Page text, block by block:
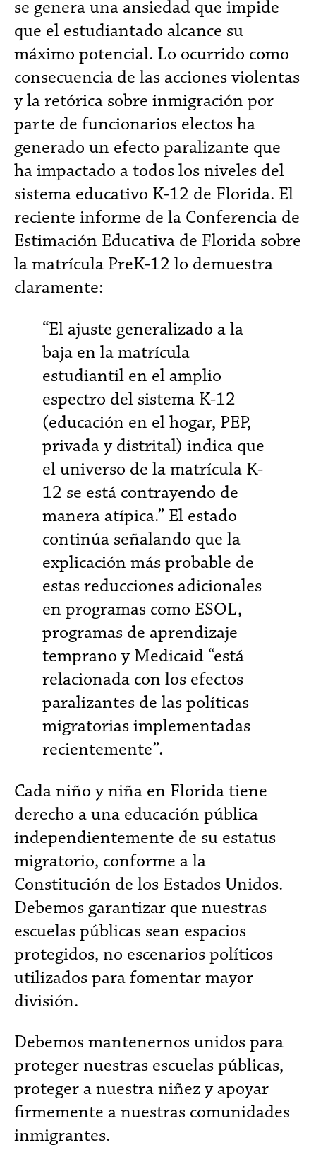
se genera una ansiedad que impide
que el estudiantado alcance su
máximo potencial. Lo ocurrido como
consecuencia de las acciones violentas
y la retórica sobre inmigración por
parte de funcionarios electos ha
generado un efecto paralizante que
ha impactado a todos los niveles del
sistema educativo K-12 de Florida. El
reciente informe de la Conferencia de
Estimación Educativa de Florida sobre
la matrícula PreK-12 lo demuestra
claramente:
“El ajuste generalizado a la
baja en la matrícula
estudiantil en el amplio
espectro del sistema K-12
(educación en el hogar, PEP,
privada y distrital) indica que
el universo de la matrícula K-
12 se está contrayendo de
manera atípica.” El estado
continúa señalando que la
explicación más probable de
estas reducciones adicionales
en programas como ESOL,
programas de aprendizaje
temprano y Medicaid “está
relacionada con los efectos
paralizantes de las políticas
migratorias implementadas
recientemente”.
Cada niño y niña en Florida tiene
derecho a una educación pública
independientemente de su estatus
migratorio, conforme a la
Constitución de los Estados Unidos.
Debemos garantizar que nuestras
escuelas públicas sean espacios
protegidos, no escenarios políticos
utilizados para fomentar mayor
división.
Debemos mantenernos unidos para
proteger nuestras escuelas públicas,
proteger a nuestra niñez y apoyar
firmemente a nuestras comunidades
inmigrantes.